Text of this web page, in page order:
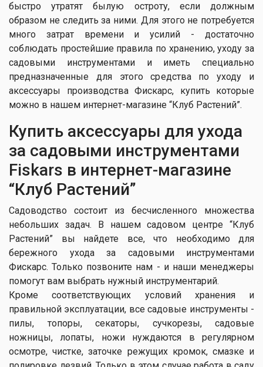
быстро утратят былую остроту, если должным
образом не следить за ними. Для этого не потребуется
много затрат времени и усилий - достаточно
соблюдать простейшие правила по хранению, уходу за
садовыми инструментами и иметь специально
предназначенные для этого средства по уходу и
аксессуары производства Фискарс, купить которые
можно в нашем интернет-магазине “Клуб Растений”.
Купить аксессуары для ухода
за садовыми инструментами
Fiskars в интернет-магазине
“Клуб Растений”
Садоводство состоит из бесчисленного множества
небольших задач. В нашем садовом центре “Клуб
Растений” вы найдете все, что необходимо для
бережного ухода за садовыми инструментами
Фискарс. Только позвоните нам - и наши менеджеры
помогут вам выбрать нужный инструментарий.
Кроме соответствующих условий хранения и
правильной эксплуатации, все садовые инструменты -
пилы, топоры, секаторы, сучкорезы, садовые
ножницы, лопаты, ножи нуждаются в регулярном
осмотре, чистке, заточке режущих кромок, смазке и